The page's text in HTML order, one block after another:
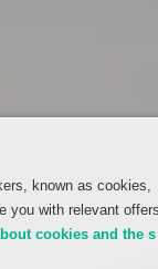
known as cookies,
you with relevant
cookies and the s